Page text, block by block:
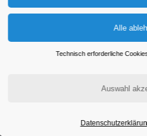
Eintritt frei
Technisch erforderliche